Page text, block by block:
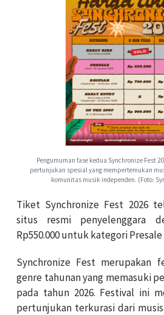
Pengumuman fase kedua Synchronize Fest
pertunjukan spesial yang mempertemukan
komunitas musik independen. (Foto:
Tiket Synchronize Fest 2026
situs resmi penyelenggara
Rp550.000 untuk kategori Presale
Synchronize Fest merupakan
genre tahunan yang memasuki
pada tahun 2026. Festival ini
pertunjukan terkurasi dari